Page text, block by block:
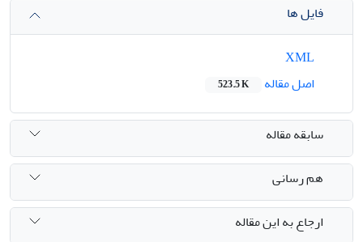
فایل ها
اصل مقاله
523.5 K
سابقه مقاله
هم رسانی
ارجاع به این مقاله